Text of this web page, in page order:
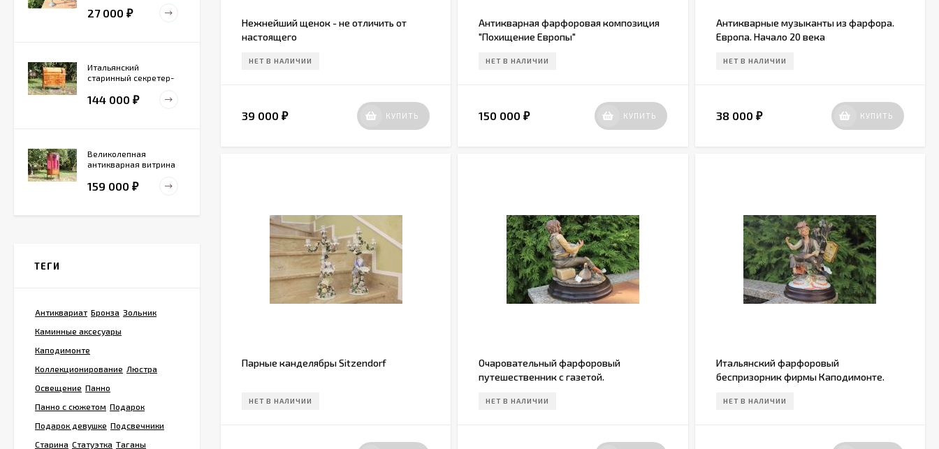
Нежнейший щенок - не отличить от
настоящего
НЕТ В НАЛИЧИИ
39 000 ₽ КУПИТЬ
Антикварная фарфоровая композиция
"Похищение Европы"
НЕТ В НАЛИЧИИ
150 000₽ КУПИТЬ
Антикварные музыканты из фарфора.
Европа. Начало 20 века
НЕТ В НАЛИЧИИ
38 000 ₽ КУПИТЬ
Парные канделябры Sitzendorf
НЕТ В НАЛИЧИИ
Очаровательный фарфоровый
путешественник с газетой.
НЕТ В НАЛИЧИИ
Итальянский фарфоровый
беспризорник фирмы Каподимонте.
НЕТ В НАЛИЧИИ
27 000 ₽
Итальянский
старинный секретер-
144 000 ₽
Великолепная
антикварная витрина
159 000 ₽
сервировка Жар-птица
- На удачу
14 000
Винтажная охотничья
пороховница из латуни
13 800₽
ТЕГИ
Антиквариат Бронза Зольник
Каминные аксесуары
Каподимонте
Коллекционирование Люстра
Освещение Панно
Панно с сюжетом Подарок
Подарок девушке Подсвечники
Старина Статуэтка Таганы